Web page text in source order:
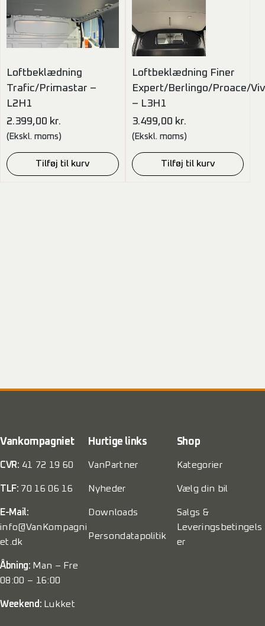
Loftbeklædning
Trafic/Primastar –
L2H1
2.399,00 kr.
(Ekskl. moms)
Tilføj til kurv
Loftbeklædning Finer
Expert/Berlingo/Proace/
– L3H1
3.499,00 kr.
(Ekskl. moms)
Tilføj til kurv
Vankompagniet
CVR: 41 72 19 60
TLF: 70 16 06 16
E-Mail:
info@VanKompagni
et.dk
Åbning: Man – Fre
08:00 – 16:00
Weekend: Lukket
Hurtige links
VanPartner
Nyheder
Downloads
Persondatapolitik
Shop
Kategorier
Vælg din bil
Salgs &
Leveringsbetingels
er